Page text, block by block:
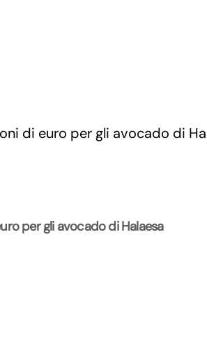
per gli avocado di Halaesa